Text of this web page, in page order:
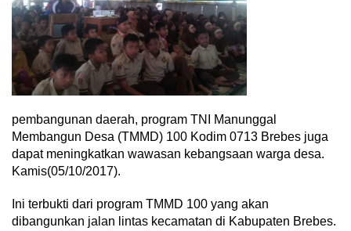
pembangunan daerah, program TNI Manunggal
Membangun Desa (TMMD) 100 Kodim 0713 Brebes juga
dapat meningkatkan wawasan kebangsaan warga desa.
Kamis(05/10/2017).
Ini terbukti dari program TMMD 100 yang akan
dibangunkan jalan lintas kecamatan di Kabupaten Brebes.